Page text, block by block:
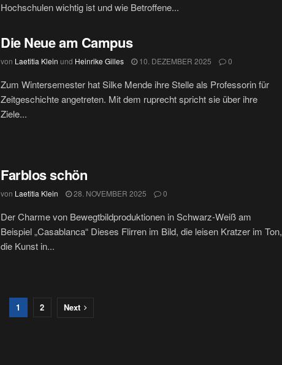
Hochschulen wichtig ist und wie Betroffene...
Die Neue am Campus
von Laetitia Klein und Heinrike Gilles 10. DEZEMBER 2025 0
Zum Wintersemester hat Silke Mende ihre Stelle als Professorin für
Zeitgeschichte angetreten. Mit dem ruprecht spricht sie über ihre
Ziele...
Farblos schön
von Laetitia Klein 28. NOVEMBER 2025 0
Der Charme von Bewegtbildproduktionen in Schwarz-Weiß am
Beispiel „Casablanca“ Dieses Flirren im Bild, die leisen Kratzer im Ton,
die Kunst in...
1 2 Next